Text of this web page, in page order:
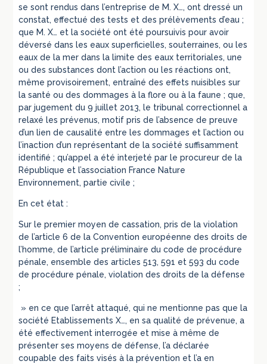
se sont rendus dans l’entreprise de M. X…, ont dressé un
constat, effectué des tests et des prélèvements d’eau ;
que M. X… et la société ont été poursuivis pour avoir
déversé dans les eaux superficielles, souterraines, ou les
eaux de la mer dans la limite des eaux territoriales, une
ou des substances dont l’action ou les réactions ont,
même provisoirement, entraîné des effets nuisibles sur
la santé ou des dommages à la flore ou à la faune ; que,
par jugement du 9 juillet 2013, le tribunal correctionnel a
relaxé les prévenus, motif pris de l’absence de preuve
d’un lien de causalité entre les dommages et l’action ou
l’inaction d’un représentant de la société suffisamment
identifié ; qu’appel a été interjeté par le procureur de la
République et l’association France Nature
Environnement, partie civile ;
En cet état :
Sur le premier moyen de cassation, pris de la violation
de l’article 6 de la Convention européenne des droits de
l’homme, de l’article préliminaire du code de procédure
pénale, ensemble des articles 513, 591 et 593 du code
de procédure pénale, violation des droits de la défense
;
» en ce que l’arrêt attaqué, qui ne mentionne pas que la
société Etablissements X…, en sa qualité de prévenue, a
été effectivement interrogée et mise à même de
présenter ses moyens de défense, l’a déclarée
coupable des faits visés à la prévention et l’a en